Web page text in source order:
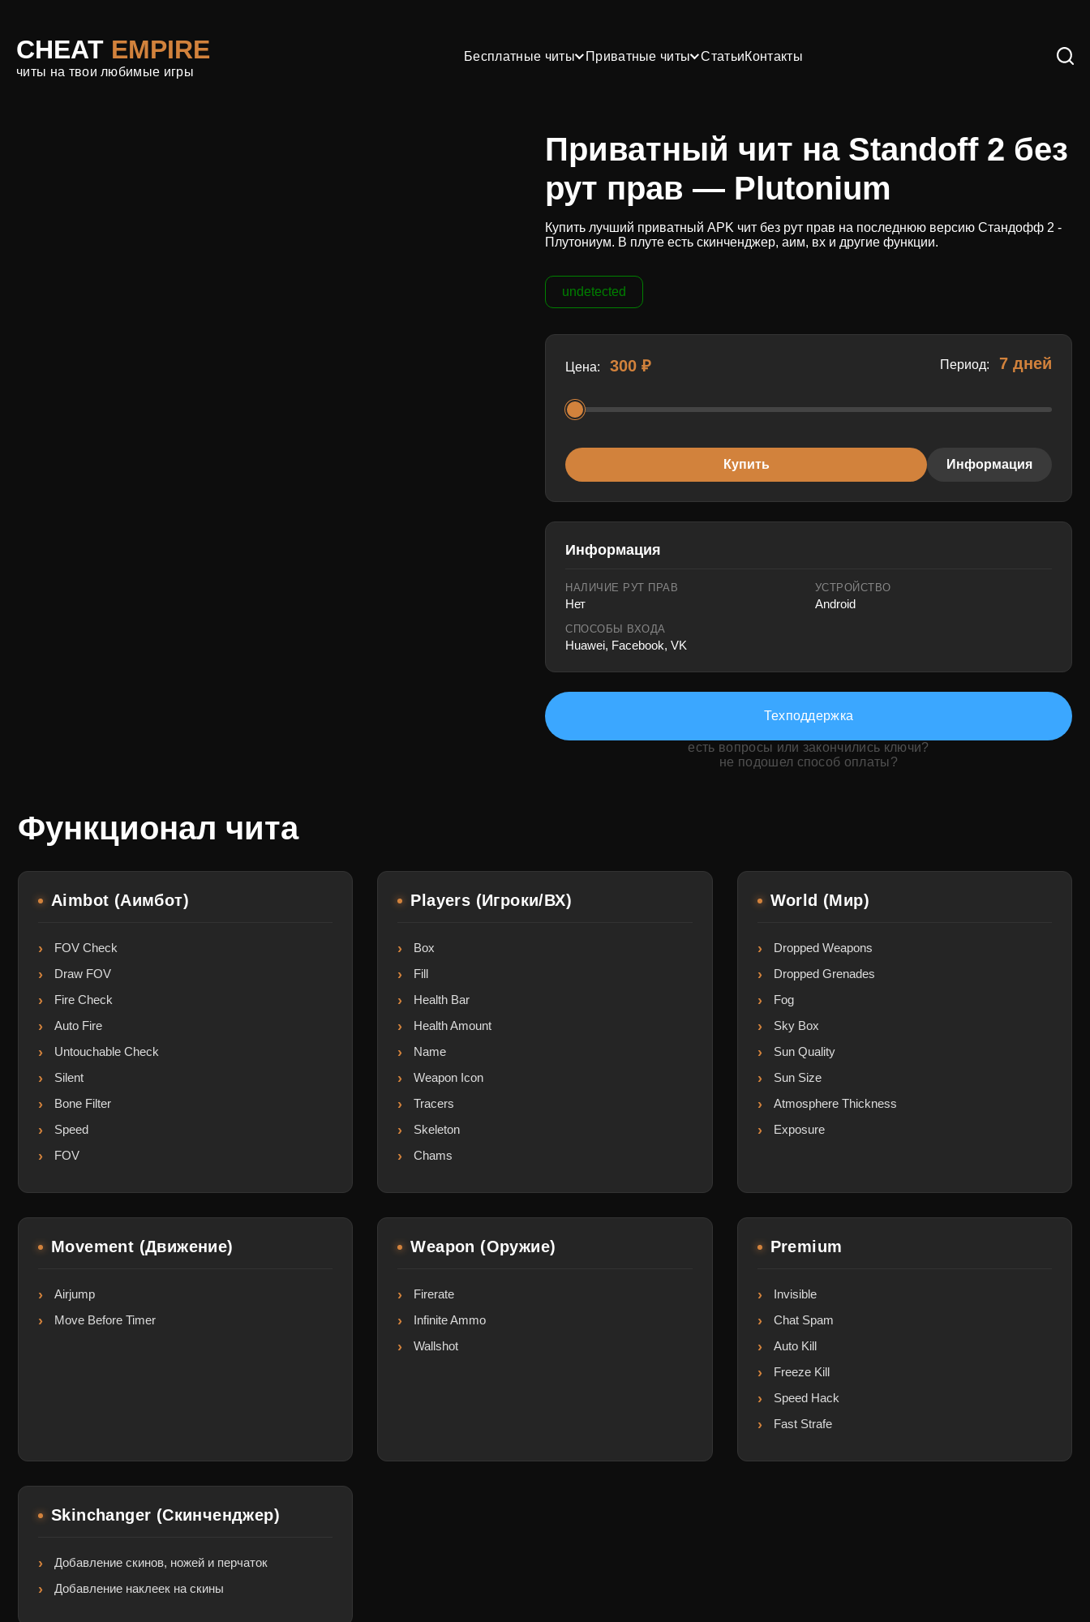
CHEAT EMPIRE
читы на твои любимые игры
Бесплатные читы Приватные читы СтатьиКонтакты
Приватный чит на Standoff 2 без
рут прав — Plutonium
Купить лучший приватный APK чит без рут прав на последнюю версию Стандофф 2 -
Плутониум. В плуте есть скинченджер, аим, вх и другие функции.
undetected
Цена: 300 ₽ Период: 7 дней
Купить Информация
Информация
НАЛИЧИЕ РУТ ПРАВ
Нет
УСТРОЙСТВО
Android
СПОСОБЫ ВХОДА
Huawei, Facebook, VK
Техподдержка
есть вопросы или закончились ключи?
не подошел способ оплаты?
Функционал чита
Aimbot (Аимбот)
FOV Check
Draw FOV
Fire Check
Auto Fire
Untouchable Check
Silent
Bone Filter
Speed
FOV
Players (Игроки/ВХ)
Box
Fill
Health Bar
Health Amount
Name
Weapon Icon
Tracers
Skeleton
Chams
World (Мир)
Dropped Weapons
Dropped Grenades
Fog
Sky Box
Sun Quality
Sun Size
Atmosphere Thickness
Exposure
Movement (Движение)
Airjump
Move Before Timer
Weapon (Оружие)
Firerate
Infinite Ammo
Wallshot
Premium
Invisible
Chat Spam
Auto Kill
Freeze Kill
Speed Hack
Fast Strafe
Skinchanger (Скинченджер)
Добавление скинов, ножей и перчаток
Добавление наклеек на скины